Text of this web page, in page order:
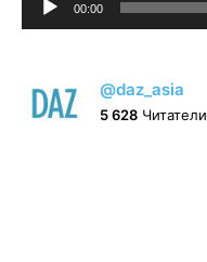
00:00
@daz_asia
5 628 Читатели